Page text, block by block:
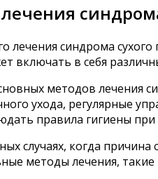
лечения синдрома
включать в себя
методов лечения
ухода, регулярные
правила гигиены
случаях, когда
методы лечения,